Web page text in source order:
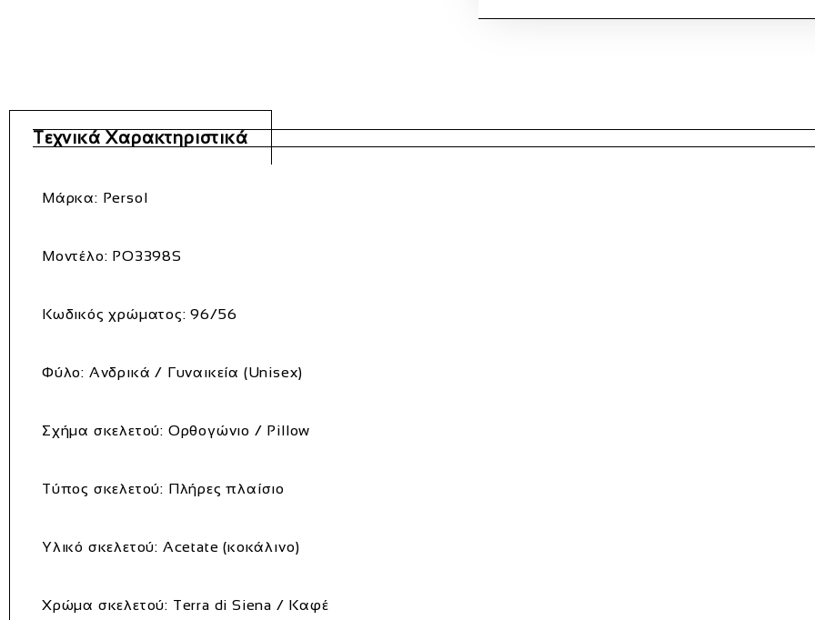
Τεχνικά Χαρακτηριστικά
Μάρκα: Persol
Μοντέλο: PO3398S
Κωδικός χρώματος:96/56
Φύλο: Ανδρικά / Γυναικεία (Unisex)
Σχήμα σκελετού: Ορθογώνιο / Pillow
Τύπος σκελετού: Πλήρες πλαίσιο
Υλικό σκελετού: Acetate (κοκάλινο)
Χρώμα σκελετού: Terra di Siena / Καφέ